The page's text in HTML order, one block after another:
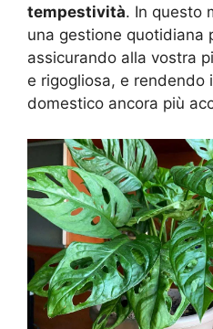
tempestività. In questo
una gestione quotidiana
assicurando alla vostra
e rigogliosa, e rendendo
domestico ancora più